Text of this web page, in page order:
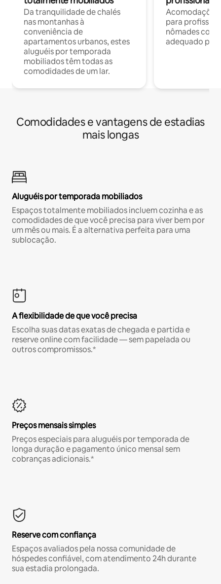
Da tranquilidade de chalés
nas montanhas à
conveniência de
apartamentos urbanos, estes
aluguéis por temporada
mobiliados têm todas as
comodidades de um lar.
para
nômades com
adequado
Comodidades e vantagens de estadias
mais longas
Aluguéis por temporada mobiliados
Espaços totalmente mobiliados incluem cozinha e as
comodidades de que você precisa para viver bem por
um mês ou mais. É a alternativa perfeita para uma
sublocação.
A flexibilidade de que você precisa
Escolha suas datas exatas de chegada e partida e
reserve online com facilidade — sem papelada ou
outros compromissos.*
Preços mensais simples
Preços especiais para aluguéis por temporada de
longa duração e pagamento único mensal sem
cobranças adicionais.*
Reserve com confiança
Espaços avaliados pela nossa comunidade de
hóspedes confiável, com atendimento 24h durante
sua estadia prolongada.